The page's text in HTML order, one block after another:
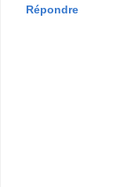
Répondre